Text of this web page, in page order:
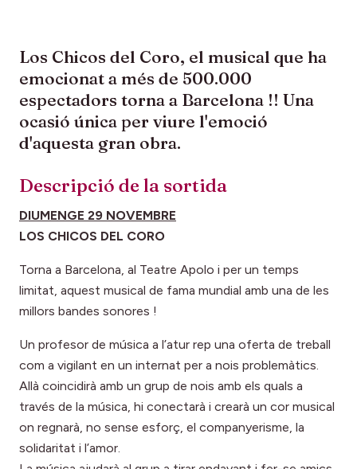
Los Chicos del Coro, el musical que ha
emocionat a més de 500.000
espectadors torna a Barcelona !! Una
ocasió única per viure l'emoció
d'aquesta gran obra.
Descripció de la sortida
DIUMENGE 29 NOVEMBRE
LOS CHICOS DEL CORO
Torna a Barcelona, al Teatre Apolo i per un temps
limitat, aquest musical de fama mundial amb una de les
millors bandes sonores !
Un profesor de música a l’atur rep una oferta de treball
com a vigilant en un internat per a nois problemàtics.
Allà coincidirà amb un grup de nois amb els quals a
través de la música, hi conectarà i crearà un cor musical
on regnarà, no sense esforç, el companyerisme, la
solidaritat i l’amor.